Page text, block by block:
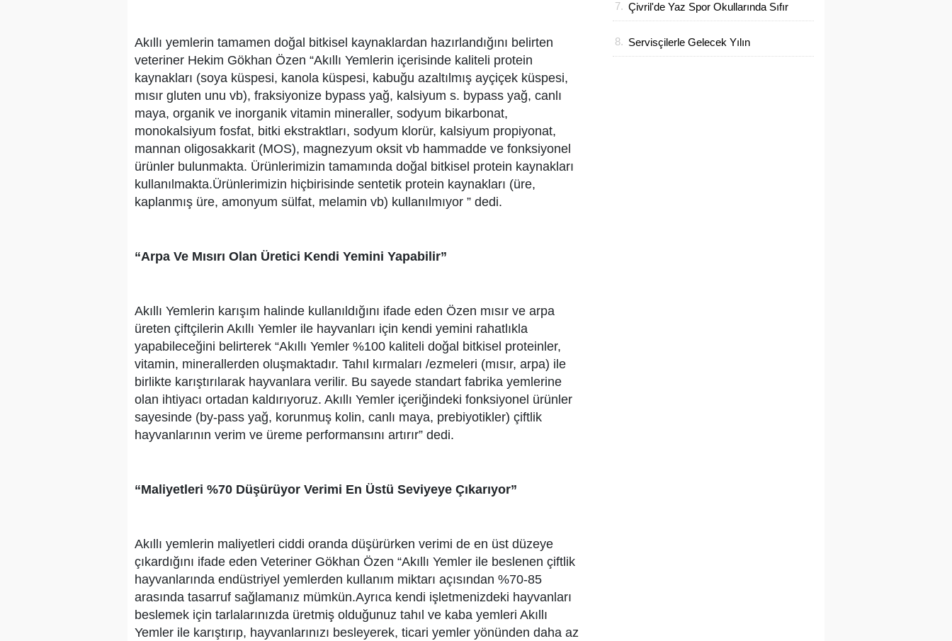
Akıllı yemlerin tamamen doğal bitkisel kaynaklardan hazırlandığını belirten
veteriner Hekim Gökhan Özen “Akıllı Yemlerin içerisinde kaliteli protein
kaynakları (soya küspesi, kanola küspesi, kabuğu azaltılmış ayçiçek küspesi,
mısır gluten unu vb), fraksiyonize bypass yağ, kalsiyum s. bypass yağ, canlı
maya, organik ve inorganik vitamin mineraller, sodyum bikarbonat,
monokalsiyum fosfat, bitki ekstraktları, sodyum klorür, kalsiyum propiyonat,
mannan oligosakkarit (MOS), magnezyum oksit vb hammadde ve fonksiyonel
ürünler bulunmakta. Ürünlerimizin tamamında doğal bitkisel protein kaynakları
kullanılmakta.Ürünlerimizin hiçbirisinde sentetik protein kaynakları (üre,
kaplanmış üre, amonyum sülfat, melamin vb) kullanılmıyor ” dedi.
“Arpa Ve Mısırı Olan Üretici Kendi Yemini Yapabilir”
Akıllı Yemlerin karışım halinde kullanıldığını ifade eden Özen mısır ve arpa
üreten çiftçilerin Akıllı Yemler ile hayvanları için kendi yemini rahatlıkla
yapabileceğini belirterek “Akıllı Yemler %100 kaliteli doğal bitkisel proteinler,
vitamin, minerallerden oluşmaktadır. Tahıl kırmaları /ezmeleri (mısır, arpa) ile
birlikte karıştırılarak hayvanlara verilir. Bu sayede standart fabrika yemlerine
olan ihtiyacı ortadan kaldırıyoruz. Akıllı Yemler içeriğindeki fonksiyonel ürünler
sayesinde (by-pass yağ, korunmuş kolin, canlı maya, prebiyotikler) çiftlik
hayvanlarının verim ve üreme performansını artırır” dedi.
“Maliyetleri %70 Düşürüyor Verimi En Üstü Seviyeye Çıkarıyor”
Akıllı yemlerin maliyetleri ciddi oranda düşürürken verimi de en üst düzeye
çıkardığını ifade eden Veteriner Gökhan Özen “Akıllı Yemler ile beslenen çiftlik
hayvanlarında endüstriyel yemlerden kullanım miktarı açısından %70-85
arasında tasarruf sağlamanız mümkün.Ayrıca kendi işletmenizdeki hayvanları
beslemek için tarlalarınızda üretmiş olduğunuz tahıl ve kaba yemleri Akıllı
Yemler ile karıştırıp, hayvanlarınızı besleyerek, ticari yemler yönünden daha az
7. Çivril'de Yaz Spor Okullarında Sıfır
8. Servisçilerle Gelecek Yılın